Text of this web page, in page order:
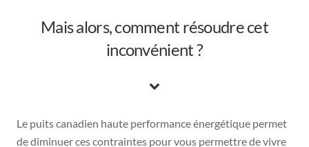
Mais alors, comment résoudre cet
inconvénient ?
Le puits canadien haute performance énergétique permet
de diminuer ces contraintes pour vous permettre de vivre